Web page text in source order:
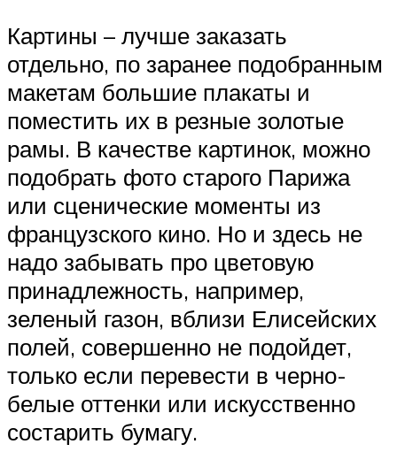
Картины – лучше заказать
отдельно, по заранее подобранным
макетам большие плакаты и
поместить их в резные золотые
рамы. В качестве картинок, можно
подобрать фото старого Парижа
или сценические моменты из
французского кино. Но и здесь не
надо забывать про цветовую
принадлежность, например,
зеленый газон, вблизи Елисейских
полей, совершенно не подойдет,
только если перевести в черно-
белые оттенки или искусственно
состарить бумагу.